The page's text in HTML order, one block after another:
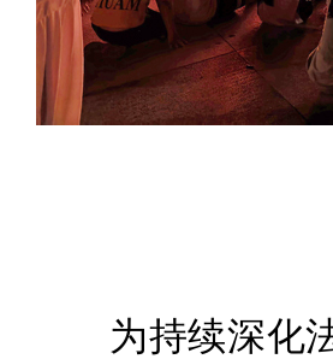
为持续深化法